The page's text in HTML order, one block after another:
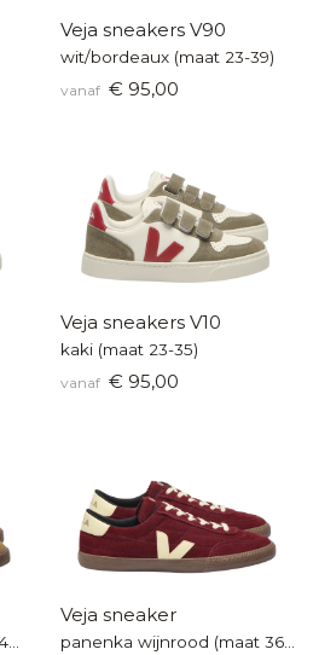
Veja sneakers V90
wit/bordeaux (maat 23-39)
vanaf € 95,00
Veja sneakers V10
kaki (maat 23-35)
vanaf € 95,00
Veja sneaker